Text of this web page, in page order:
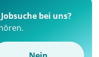
bei uns?